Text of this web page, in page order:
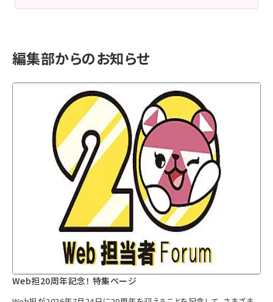
編集部からのお知らせ
Web担20周年記念！ 特集ページ